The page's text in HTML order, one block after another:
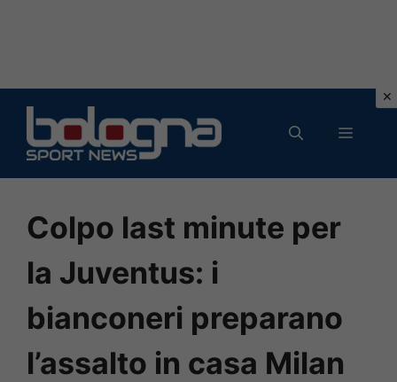
contenuto
MENU
Colpo last minute per
la Juventus: i
bianconeri preparano
l’assalto in casa Milan